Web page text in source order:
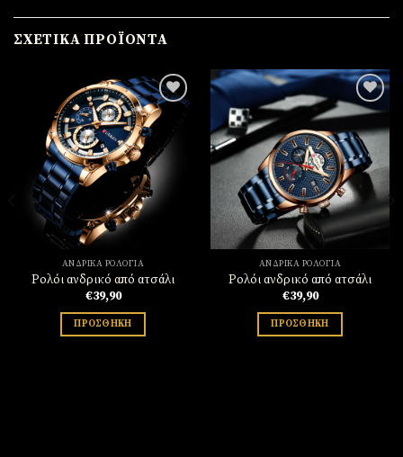
ΣΧΕΤΙΚΆ ΠΡΟΪΌΝΤΑ
Πρόσθήκη
στην
λίστα
επιθυμιών
ΑΝΔΡΙΚΆ ΡΟΛΌΓΙΑ
Ρολόι ανδρικό από ατσάλι
€39,90
ΠΡΟΣΘΉΚΗ
Πρόσθήκη
στην
λίστα
επιθυμιών
ΑΝΔΡΙΚΆ ΡΟΛΌΓΙΑ
Ρολόι ανδρικό από ατσάλι
€39,90
ΠΡΟΣΘΉΚΗ